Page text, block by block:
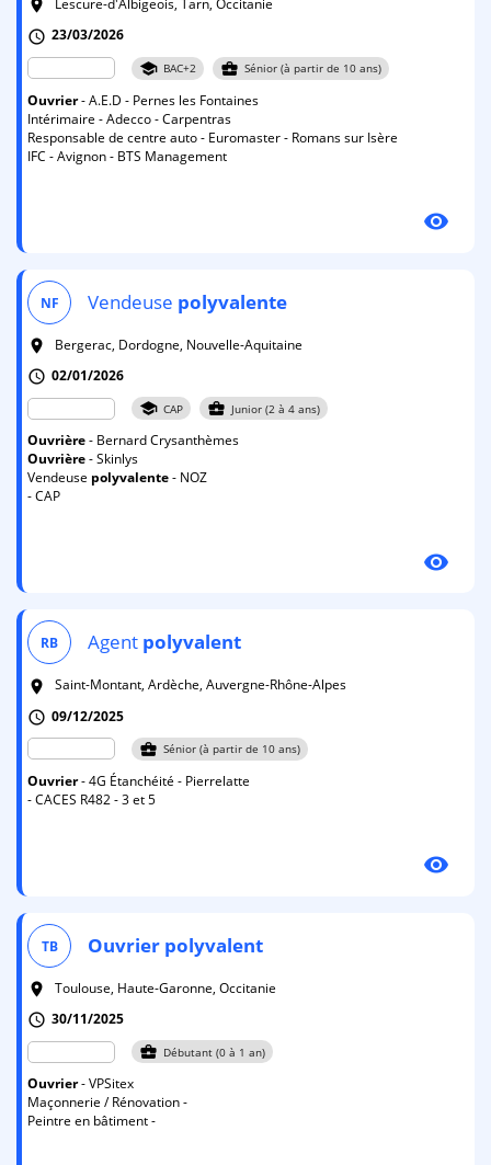
room
Lescure-d'Albigeois, Tarn, Occitanie
schedule 23/03/2026
school BAC+2 business_center Sénior (à partir de 10 ans)
Ouvrier- A.E.D - Pernes les Fontaines
Intérimaire - Adecco - Carpentras
Responsable de centre auto - Euromaster - Romans sur Isère
IFC - Avignon - BTS Management
visibility
NF Vendeuse polyvalente
room
Bergerac, Dordogne, Nouvelle-Aquitaine
schedule 02/01/2026
school CAP business_center Junior (2 à 4 ans)
Ouvrière- Bernard Crysanthèmes
Ouvrière- Skinlys
Vendeuse polyvalente- NOZ
- CAP
visibility
RB Agent polyvalent
room
Saint-Montant, Ardèche, Auvergne-Rhône-Alpes
schedule 09/12/2025
business_center Sénior (à partir de 10 ans)
Ouvrier- 4G Étanchéité - Pierrelatte
- CACES R482 - 3 et 5
visibility
TB Ouvrier polyvalent
room
Toulouse, Haute-Garonne, Occitanie
schedule 30/11/2025
business_center Débutant (0 à 1 an)
Ouvrier- VPSitex
Maçonnerie / Rénovation -
Peintre en bâtiment -